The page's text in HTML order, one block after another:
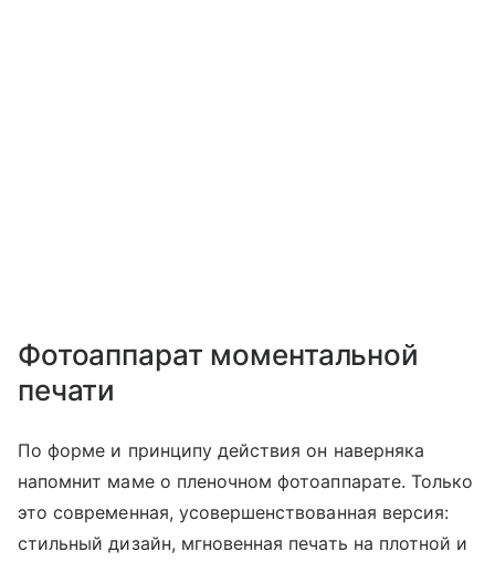
Фотоаппарат моментальной
печати
По форме и принципу действия он наверняка
напомнит маме о пленочном фотоаппарате. Только
это современная, усовершенствованная версия:
стильный дизайн, мгновенная печать на плотной и